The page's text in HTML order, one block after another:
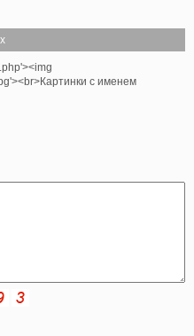
с именем